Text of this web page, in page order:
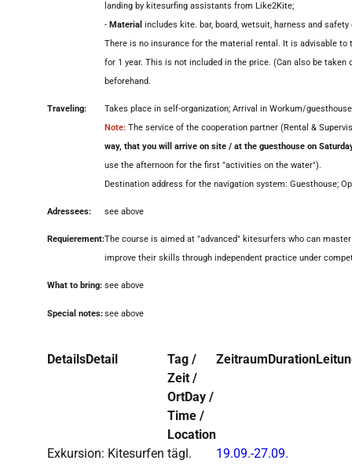
landing by kitesurfing assistants from Like2Kite;
- Material includes kite. bar, board, wetsuit, harness and
There is no insurance for the material rental. It is advisable
for 1 year. This is not included in the price. (Can also be
beforehand.
Traveling:
Takes place in self-organization; Arrival in Workum/
Note: The service of the cooperation partner (Rental &
way, that you will arrive on site / at the guesthouse on
use the afternoon for the first "activities on the water").
Destination address for the navigation system: Guesthouse;
Adressees: see above
Requierement:The course is aimed at "advanced" kitesurfers who can
improve their skills through independent practice under
What to bring: see above
Special notes:see above
DetailsDetail
Tag /
Zeit /
OrtDay /
Time /
Location
ZeitraumDuration
Exkursion: Kitesurfen tägl. 19.09.-27.09.